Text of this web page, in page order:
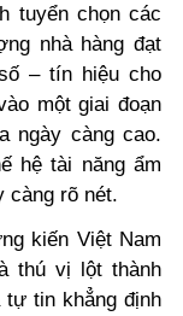
tuyển chọn các
nhà hàng đạt
– tín hiệu cho
một giai đoạn
ngày càng cao.
hệ tài năng ẩm
càng rõ nét.
kiến Việt Nam
thú vị lột thành
tin khẳng định